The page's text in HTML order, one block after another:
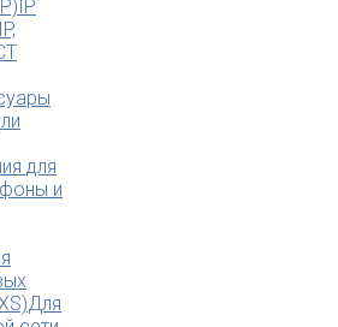
IP
для
и
Для